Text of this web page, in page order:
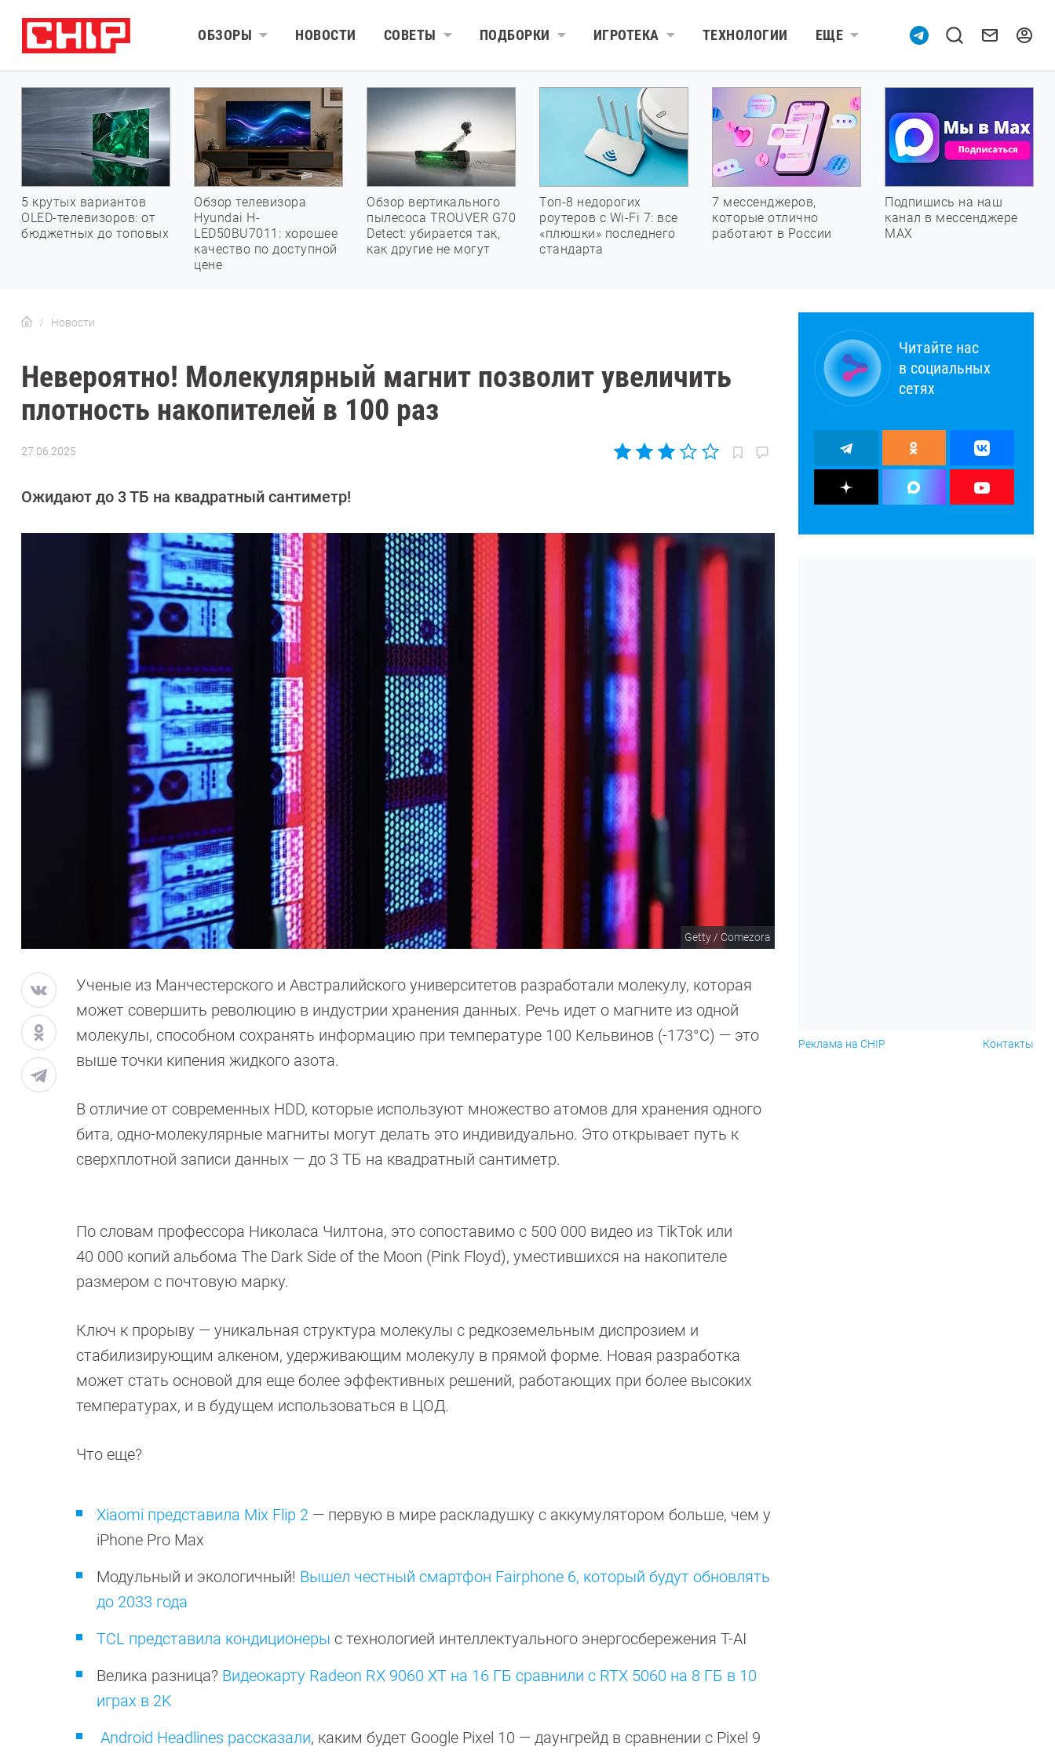
ОБЗОРЫ НОВОСТИ СОВЕТЫ ПОДБОРКИ ИГРОТЕКА ТЕХНОЛОГИИ ЕЩЕ
5 крутых вариантов
OLED-телевизоров: от
бюджетных до топовых
Обзор телевизора
Hyundai H-
LED50BU7011: хорошее
качество по доступной
цене
Обзор вертикального
пылесоса TROUVER G70
Detect: убирается так,
как другие не могут
Топ-8 недорогих
роутеров с Wi-Fi 7: все
«плюшки» последнего
стандарта
7 мессенджеров,
которые отлично
работают в России
Подпишись на наш
канал в мессенджере
МАХ
Новости
Невероятно! Молекулярный магнит позволит увеличить
плотность накопителей в 100 раз
27.06.2025
Калашников
Ожидают до 3 ТБ на квадратный сантиметр!
Getty / Comezora
Ученые из Манчестерского и Австралийского университетов разработали молекулу, которая
может совершить революцию в индустрии хранения данных. Речь идет о магните из одной
молекулы, способном сохранять информацию при температуре 100 Кельвинов (-173°C) — это
выше точки кипения жидкого азота.
В отличие от современных HDD, которые используют множество атомов для хранения одного
бита, одно-молекулярные магниты могут делать это индивидуально. Это открывает путь к
сверхплотной записи данных — до 3 ТБ на квадратный сантиметр.
По словам профессора Николаса Чилтона, это сопоставимо с 500 000 видео из TikTok или
40 000 копий альбома The Dark Side of the Moon (Pink Floyd), уместившихся на накопителе
размером с почтовую марку.
Ключ к прорыву — уникальная структура молекулы с редкоземельным диспрозием и
стабилизирующим алкеном, удерживающим молекулу в прямой форме. Новая разработка
может стать основой для еще более эффективных решений, работающих при более высоких
температурах, и в будущем использоваться в ЦОД.
Что еще?
Xiaomi представила Mix Flip 2 — первую в мире раскладушку с аккумулятором больше, чем у
iPhone Pro Max
Модульный и экологичный! Вышел честный смартфон Fairphone 6, который будут обновлять
до 2033 года
TCL представила кондиционеры с технологией интеллектуального энергосбережения T-AI
Велика разница? Видеокарту Radeon RX 9060 XT на 16 ГБ сравнили с RTX 5060 на 8 ГБ в 10
играх в 2K
Android Headlines рассказали, каким будет Google Pixel 10 — даунгрейд в сравнении с Pixel 9
Читайте нас
в социальных
сетях
Реклама на CHIP Контакты